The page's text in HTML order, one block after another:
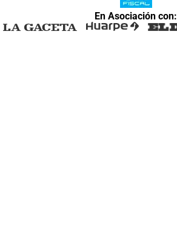
En Asociación con: